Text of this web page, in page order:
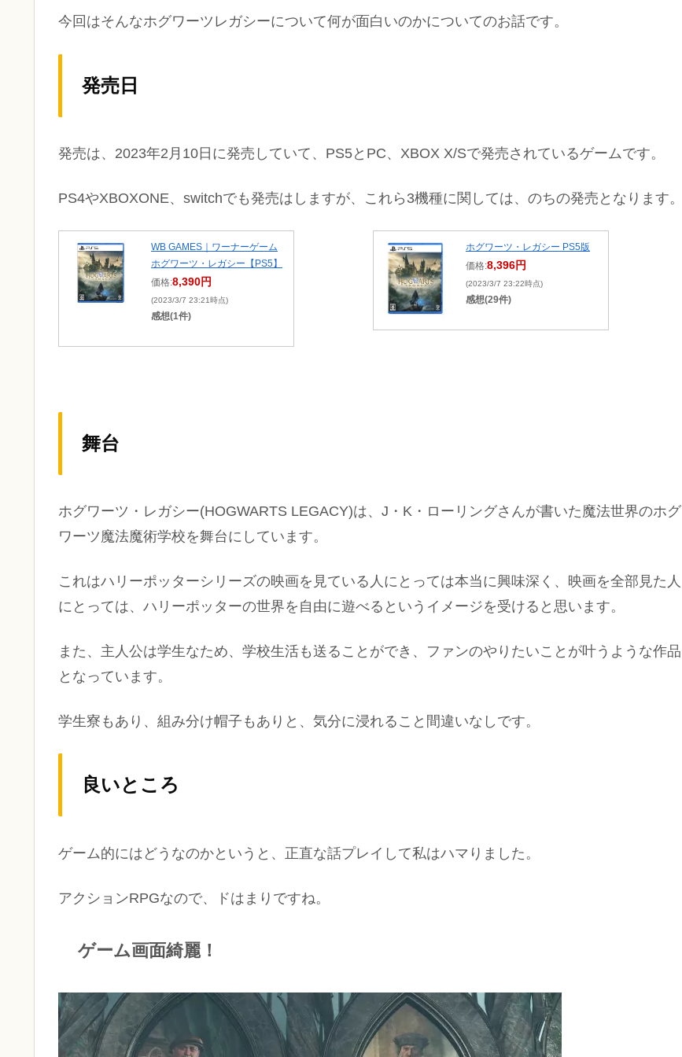
今回はそんなホグワーツレガシーについて何が面白いのかについてのお話です。
発売日
発売は、2023年2月10日に発売していて、PS5とPC、XBOX X/Sで発売されているゲームです。
PS4やXBOXONE、switchでも発売はしますが、これら3機種に関しては、のちの発売となります。
WB GAMES｜ワーナーゲーム
ホグワーツ・レガシー【PS5】
価格:8,390円
(2023/3/7 23:21時点)
感想(1件)
ホグワーツ・レガシー PS5版
価格:8,396円
(2023/3/7 23:22時点)
感想(29件)
舞台
ホグワーツ・レガシー(HOGWARTS LEGACY)は、J・K・ローリングさんが書いた魔法世界のホグ
ワーツ魔法魔術学校を舞台にしています。
これはハリーポッターシリーズの映画を見ている人にとっては本当に興味深く、映画を全部見た人
にとっては、ハリーポッターの世界を自由に遊べるというイメージを受けると思います。
また、主人公は学生なため、学校生活も送ることができ、ファンのやりたいことが叶うような作品
となっています。
学生寮もあり、組み分け帽子もありと、気分に浸れること間違いなしです。
良いところ
ゲーム的にはどうなのかというと、正直な話プレイして私はハマりました。
アクションRPGなので、ドはまりですね。
ゲーム画面綺麗！